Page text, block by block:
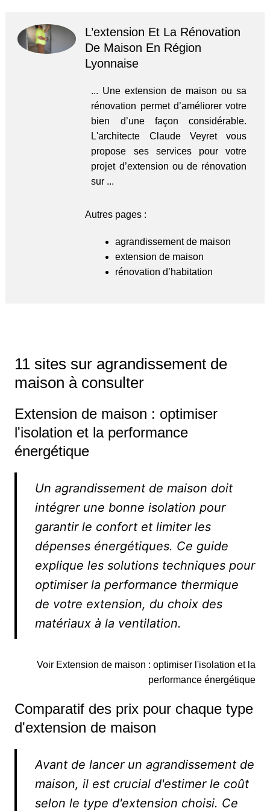
L’extension Et La Rénovation
De Maison En Région
Lyonnaise
... Une extension de maison ou sa
rénovation permet d’améliorer votre
bien d’une façon considérable.
L'architecte Claude Veyret vous
propose ses services pour votre
projet d’extension ou de rénovation
sur ...
Autres pages :
agrandissement de maison
extension de maison
rénovation d’habitation
11 sites sur agrandissement de
maison à consulter
Extension de maison : optimiser
l'isolation et la performance
énergétique
Un agrandissement de maison doit
intégrer une bonne isolation pour
garantir le confort et limiter les
dépenses énergétiques. Ce guide
explique les solutions techniques pour
optimiser la performance thermique
de votre extension, du choix des
matériaux à la ventilation.
Voir Extension de maison : optimiser l'isolation et la
performance énergétique
Comparatif des prix pour chaque type
d'extension de maison
Avant de lancer un agrandissement de
maison, il est crucial d'estimer le coût
selon le type d'extension choisi. Ce